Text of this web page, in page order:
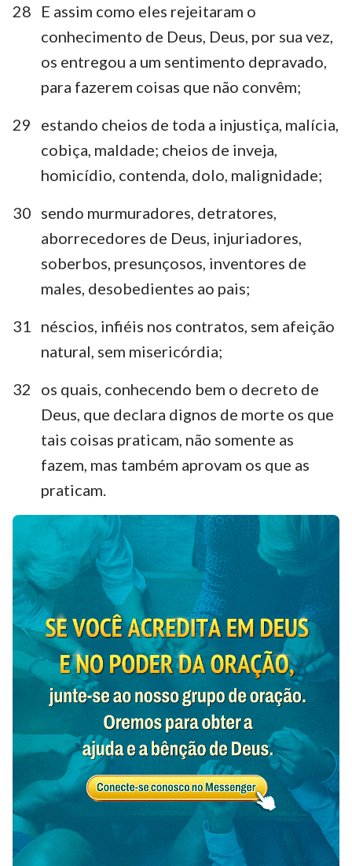
28
E assim como eles rejeitaram o
conhecimento de Deus, Deus, por sua vez,
os entregou a um sentimento depravado,
para fazerem coisas que não convêm;
29
estando cheios de toda a injustiça, malícia,
cobiça, maldade; cheios de inveja,
homicídio, contenda, dolo, malignidade;
30 sendo murmuradores, detratores,
aborrecedores de Deus, injuriadores,
soberbos, presunçosos, inventores de
males, desobedientes ao pais;
31
néscios, infiéis nos contratos, sem afeição
natural, sem misericórdia;
32
os quais, conhecendo bem o decreto de
Deus, que declara dignos de morte os que
tais coisas praticam, não somente as
fazem, mas também aprovam os que as
praticam.